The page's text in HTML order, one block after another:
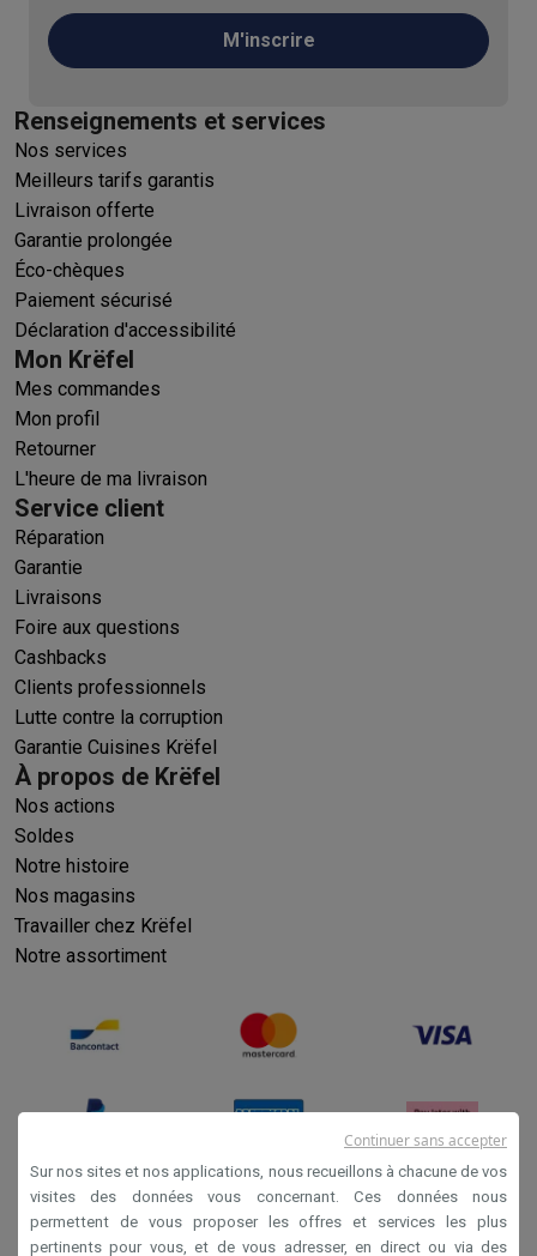
M'inscrire
Renseignements et services
Nos services
Meilleurs tarifs garantis
Livraison offerte
Garantie prolongée
Éco-chèques
Paiement sécurisé
Déclaration d'accessibilité
Mon Krëfel
Mes commandes
Mon profil
Retourner
L'heure de ma livraison
Service client
Réparation
Garantie
Livraisons
Foire aux questions
Cashbacks
Clients professionnels
Lutte contre la corruption
Garantie Cuisines Krëfel
À propos de Krëfel
Nos actions
Soldes
Notre histoire
Nos magasins
Travailler chez Krëfel
Notre assortiment
Conditions générales de vente
Sur nos sites et nos applications, nous recueillons à chacune de vos
visites des données vous concernant. Ces données nous
permettent de vous proposer les offres et services les plus
pertinents pour vous, et de vous adresser, en direct ou via des
Continuer sans accepter